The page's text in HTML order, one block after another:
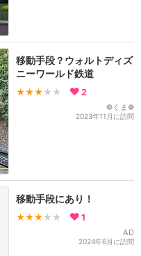
移動手段？ウォルトディズ
ニーワールド鉄道
★★★ ★★ 2
❁くま❁
2023年11月に訪問
移動手段にあり！
★★★ ★★ 1
AD
2024年6月に訪問